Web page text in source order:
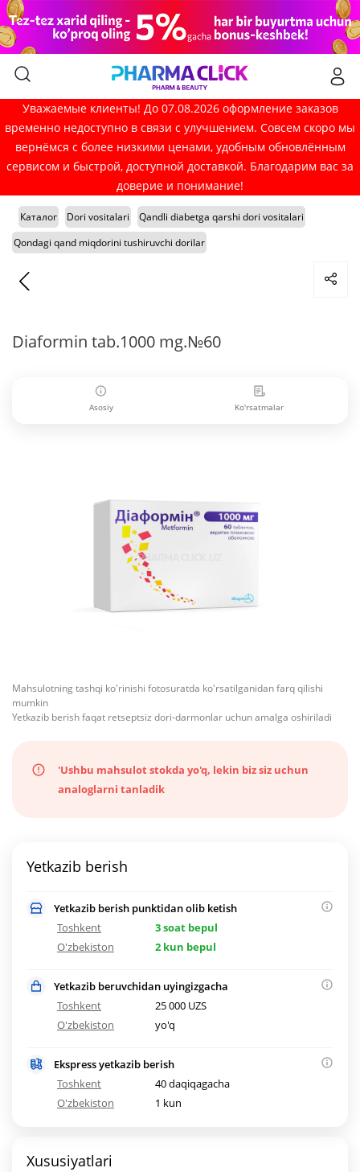
Уважаемые клиенты! До 07.08.2026 оформление заказов
временно недоступно в связи с улучшением. Совсем скоро мы
вернёмся с более низкими ценами, удобным обновлённым
сервисом и быстрой, доступной доставкой. Благодарим вас за
доверие и понимание!
Каталог Dori vositalari
Qandli diabetga qarshi dori vositalari
Qondagi qand miqdorini tushiruvchi dorilar
Diaformin tab.1000 mg.№60
Asosiy Ko'rsatmalar
Mahsulotning tashqi ko'rinishi fotosuratda ko'rsatilganidan farq qilishi
mumkin
Yetkazib berish faqat retseptsiz dori-darmonlar uchun amalga oshiriladi
'Ushbu mahsulot stokda yo'q, lekin biz siz uchun
analoglarni tanladik
Yetkazib berish
Yetkazib berish punktidan olib ketish
Toshkent
3 soat bepul
O'zbekiston
2 kun bepul
Yetkazib beruvchidan uyingizgacha
Toshkent
25 000 UZS
O'zbekiston
yo'q
Ekspress yetkazib berish
Toshkent
40 daqiqagacha
O'zbekiston
1 kun
Xususiyatlari